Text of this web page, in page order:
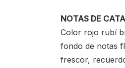
NOTAS DE CATA
Color rojo rubí
fondo de notas
frescor,